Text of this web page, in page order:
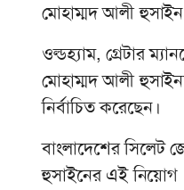
মোহাম্মদ আলী হুসাইন
ওল্ডহ্যাম, গ্রেটার
মোহাম্মদ আলী
নির্বাচিত করেছেন।
বাংলাদেশের সিলেট
হুসাইনের এই নিয়োগ